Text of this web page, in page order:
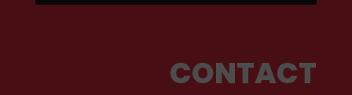
CONTACT